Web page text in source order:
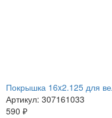
Покрышка 16x2.125 для
Артикул: 307161033
590 ₽